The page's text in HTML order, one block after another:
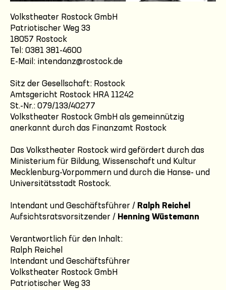
Volkstheater Rostock GmbH
Patriotischer Weg 33
18057 Rostock
Tel: 0381 381-4600
E-Mail: intendanz@rostock.de
Sitz der Gesellschaft: Rostock
Amtsgericht Rostock HRA 11242
St.-Nr.: 079/133/40277
Volkstheater Rostock GmbH als gemeinnützig
anerkannt durch das Finanzamt Rostock
Das Volkstheater Rostock wird gefördert durch das
Ministerium für Bildung, Wissenschaft und Kultur
Mecklenburg-Vorpommern und durch die Hanse- und
Universitätsstadt Rostock.
Intendant und Geschäftsführer / Ralph Reichel
Aufsichtsratsvorsitzender / Henning Wüstemann
Verantwortlich für den Inhalt:
Ralph Reichel
Intendant und Geschäftsführer
Volkstheater Rostock GmbH
Patriotischer Weg 33